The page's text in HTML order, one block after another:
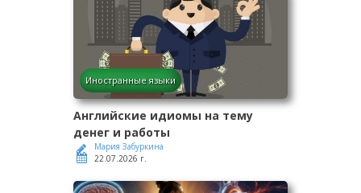
Иностранные языки
Английские идиомы на тему
денег и работы
Мария Забуркина
22.07.2026 г.